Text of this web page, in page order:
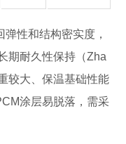
性和结构密实度，
期耐久性保持（Zha
较大、保温基础性能
涂层易脱落，需采